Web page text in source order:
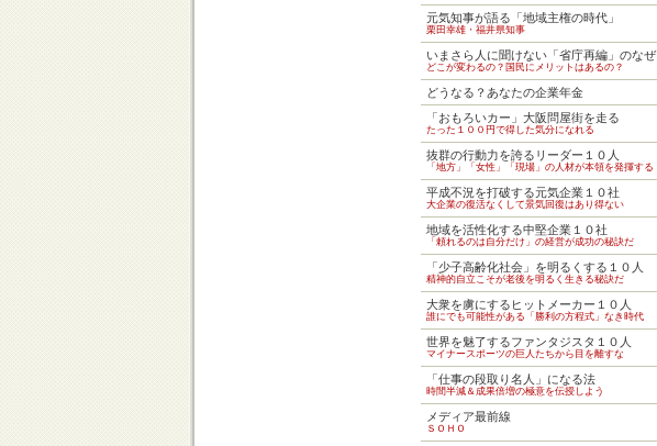
元気知事が語る「地域主権の時代」
栗田幸雄・福井県知事
いまさら人に聞けない「省庁再編」のなぜ
どこが変わるの？国民にメリットはあるの？
どうなる？あなたの企業年金
「おもろいカー」大阪問屋街を走る
たった１００円で得した気分になれる
抜群の行動力を誇るリーダー１０人
「地方」「女性」「現場」の人材が本領を発揮する
平成不況を打破する元気企業１０社
大企業の復活なくして景気回復はあり得ない
地域を活性化する中堅企業１０社
「頼れるのは自分だけ」の経営が成功の秘訣だ
「少子高齢化社会」を明るくする１０人
精神的自立こそが老後を明るく生きる秘訣だ
大衆を虜にするヒットメーカー１０人
誰にでも可能性がある「勝利の方程式」なき時代
世界を魅了するファンタジスタ１０人
マイナースポーツの巨人たちから目を離すな
「仕事の段取り名人」になる法
時間半減＆成果倍増の極意を伝授しよう
メディア最前線
ＳＯＨＯ